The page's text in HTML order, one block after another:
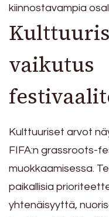
kiinnostavampia
vaikutus
Kulttuuriset arvot
FIFA:n grassroots-
muokkaamisessa.
paikallisia
yhtenäisyyttä,